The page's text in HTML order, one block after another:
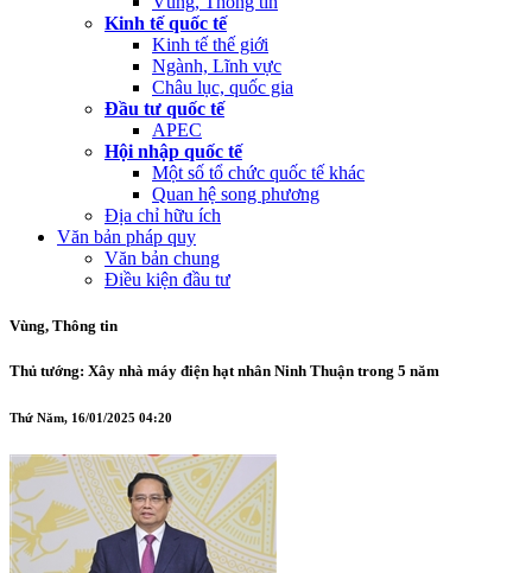
Kinh tế quốc tế
Kinh tế thế giới
Ngành, Lĩnh vực
Châu lục, quốc gia
Đầu tư quốc tế
APEC
Hội nhập quốc tế
Một số tổ chức quốc tế khác
Quan hệ song phương
Địa chỉ hữu ích
Văn bản pháp quy
Văn bản chung
Điều kiện đầu tư
Vùng, Thông tin
Thủ tướng: Xây nhà máy điện hạt nhân Ninh Thuận trong 5 năm
Thứ Năm, 16/01/2025 04:20